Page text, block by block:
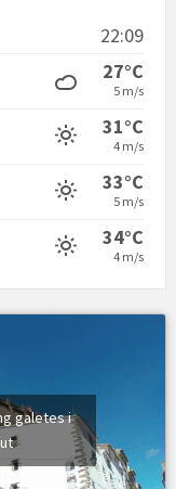
22:09
27°C
5 m/s
31°C
4 m/s
33°C
5 m/s
34°C
4 m/s
galetes i